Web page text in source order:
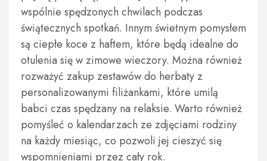
wspólnie spędzonych chwilach podczas
świątecznych spotkań. Innym świetnym pomysłem
są ciepłe koce z haftem, które będą idealne do
otulenia się w zimowe wieczory. Można również
rozważyć zakup zestawów do herbaty z
personalizowanymi filiżankami, które umilą
babci czas spędzany na relaksie. Warto również
pomyśleć o kalendarzach ze zdjęciami rodziny
na każdy miesiąc, co pozwoli jej cieszyć się
wspomnieniami przez cały rok.